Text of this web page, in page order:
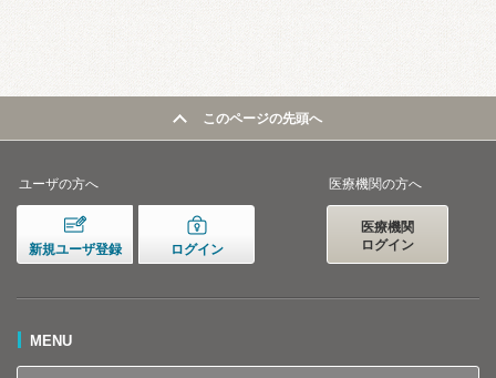
このページの先頭へ
ユーザの方へ
新規ユーザ登録 ログイン
医療機関の方へ
医療機関
ログイン
MENU